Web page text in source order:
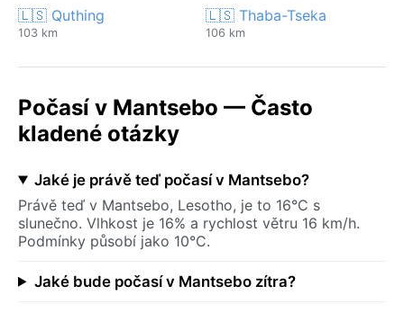
🇱🇸 Quthing
103 km
🇱🇸 Thaba-Tseka
106 km
Počasí v Mantsebo — Často
kladené otázky
Jaké je právě teď počasí v Mantsebo?
Právě teď v Mantsebo, Lesotho, je to 16°C s
slunečno. Vlhkost je 16% a rychlost větru 16 km/h.
Podmínky působí jako 10°C.
Jaké bude počasí v Mantsebo zítra?